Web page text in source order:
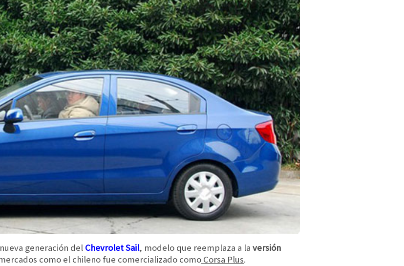
generación del Chevrolet Sail, modelo que reemplaza a la versión
como el chileno fue comercializado como Corsa Plus.